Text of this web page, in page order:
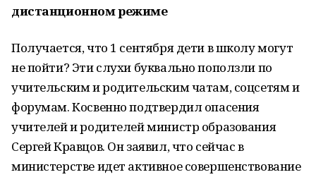
дистанционном режиме
Получается, что 1 сентября дети в школу могут
не пойти? Эти слухи буквально поползли по
учительским и родительским чатам, соцсетям и
форумам. Косвенно подтвердил опасения
учителей и родителей министр образования
Сергей Кравцов. Он заявил, что сейчас в
министерстве идет активное совершенствование